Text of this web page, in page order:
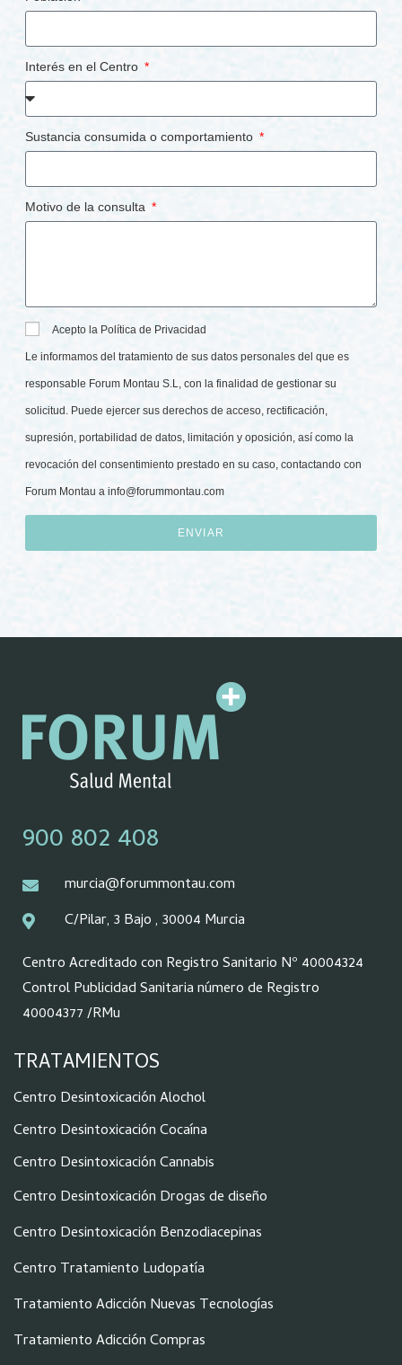
Interés en el Centro
Sustancia consumida o comportamiento
Motivo de la consulta
Acepto la Política de Privacidad
Le informamos del tratamiento de sus datos personales del que es
responsable Forum Montau S.L, con la finalidad de gestionar su
solicitud. Puede ejercer sus derechos de acceso, rectificación,
supresión, portabilidad de datos, limitación y oposición, así como la
revocación del consentimiento prestado en su caso, contactando con
Forum Montau ainfo@forummontau.com
ENVIAR
900 802 408
murcia@forummontau.com
C/Pilar, 3 Bajo , 30004 Murcia
Centro Acreditado con Registro Sanitario Nº 40004324
Control Publicidad Sanitaria número de Registro
40004377 /RMu
TRATAMIENTOS
Centro Desintoxicación Alochol
Centro Desintoxicación Cocaína
Centro Desintoxicación Cannabis
Centro Desintoxicación Drogas de diseño
Centro Desintoxicación Benzodiacepinas
Centro Tratamiento Ludopatía
Tratamiento Adicción Nuevas Tecnologías
Tratamiento Adicción Compras